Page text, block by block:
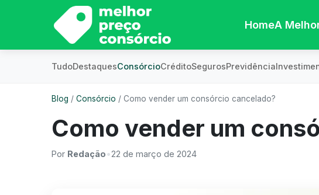
HomeA
TudoDestaquesConsórcioCréditoSegurosPrevidência
Blog / Consórcio / Como vender um consórcio cancelado?
Como vender um
Por Redação•22 de março de 2024